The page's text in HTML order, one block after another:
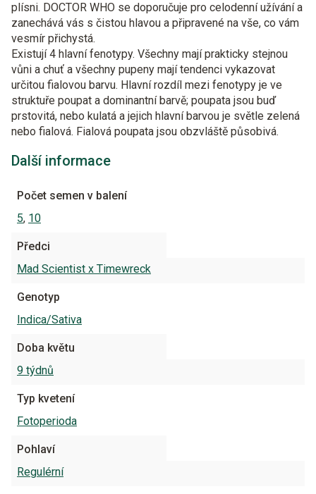
plísni. DOCTOR WHO se doporučuje pro celodenní užívání a
zanechává vás s čistou hlavou a připravené na vše, co vám
vesmír přichystá.
Existují 4 hlavní fenotypy. Všechny mají prakticky stejnou
vůni a chuť a všechny pupeny mají tendenci vykazovat
určitou fialovou barvu. Hlavní rozdíl mezi fenotypy je ve
struktuře poupat a dominantní barvě; poupata jsou buď
prstovitá, nebo kulatá a jejich hlavní barvou je světle zelená
nebo fialová. Fialová poupata jsou obzvláště působivá.
Další informace
Počet semen v balení
5, 10
Předci
Mad Scientist x Timewreck
Genotyp
Indica/Sativa
Doba květu
9 týdnů
Typ kvetení
Fotoperioda
Pohlaví
Regulérní